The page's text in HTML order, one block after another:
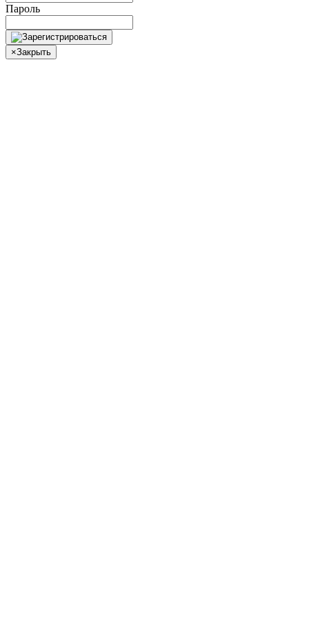
Пароль
×Закрыть